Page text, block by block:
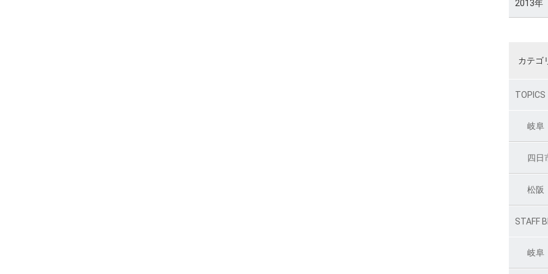
2013年
カテゴ
TOPICS
岐阜
四日
松阪
STAFF
岐阜